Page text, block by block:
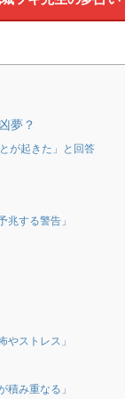
夢？
が起きた」と回答
する警告」
やストレス」
み重なる」